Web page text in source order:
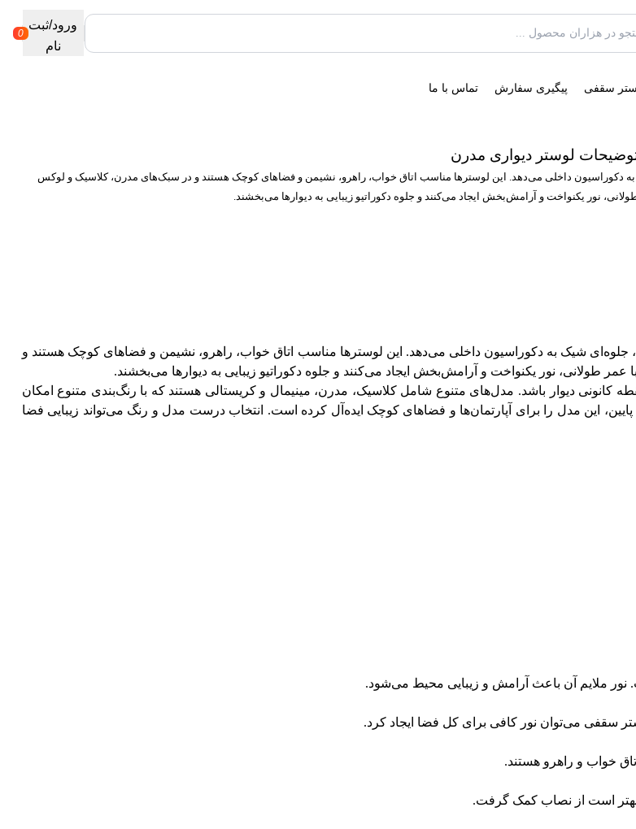
کد تخفیف off10
ورود/ثبت
نام
0
سقفی پیگیری سفارش تماس با ما
لوستر دیواری مدرن
دکوراسیون داخلی می‌دهد. این لوسترها مناسب اتاق خواب، راهرو، نشیمن و فضاهای کوچک هستند و در سبک‌های مدرن، کلاسیک و لوکس
شیک به دکوراسیون داخلی می‌دهد. این لوسترها مناسب اتاق خواب، راهرو، نشیمن و فضاهای کوچک هستند و
کانونی دیوار باشد. مدل‌های متنوع شامل کلاسیک، مدرن، مینیمال و کریستالی هستند که با رنگ‌بندی متنوع امکان
این مدل را برای آپارتمان‌ها و فضاهای کوچک ایده‌آل کرده است. انتخاب درست مدل و رنگ می‌تواند زیبایی فضا
نور ملایم آن باعث آرامش و زیبایی محیط می‌شود.
سقفی می‌توان نور کافی برای کل فضا ایجاد کرد.
بهتر است از نصاب کمک گرفت.